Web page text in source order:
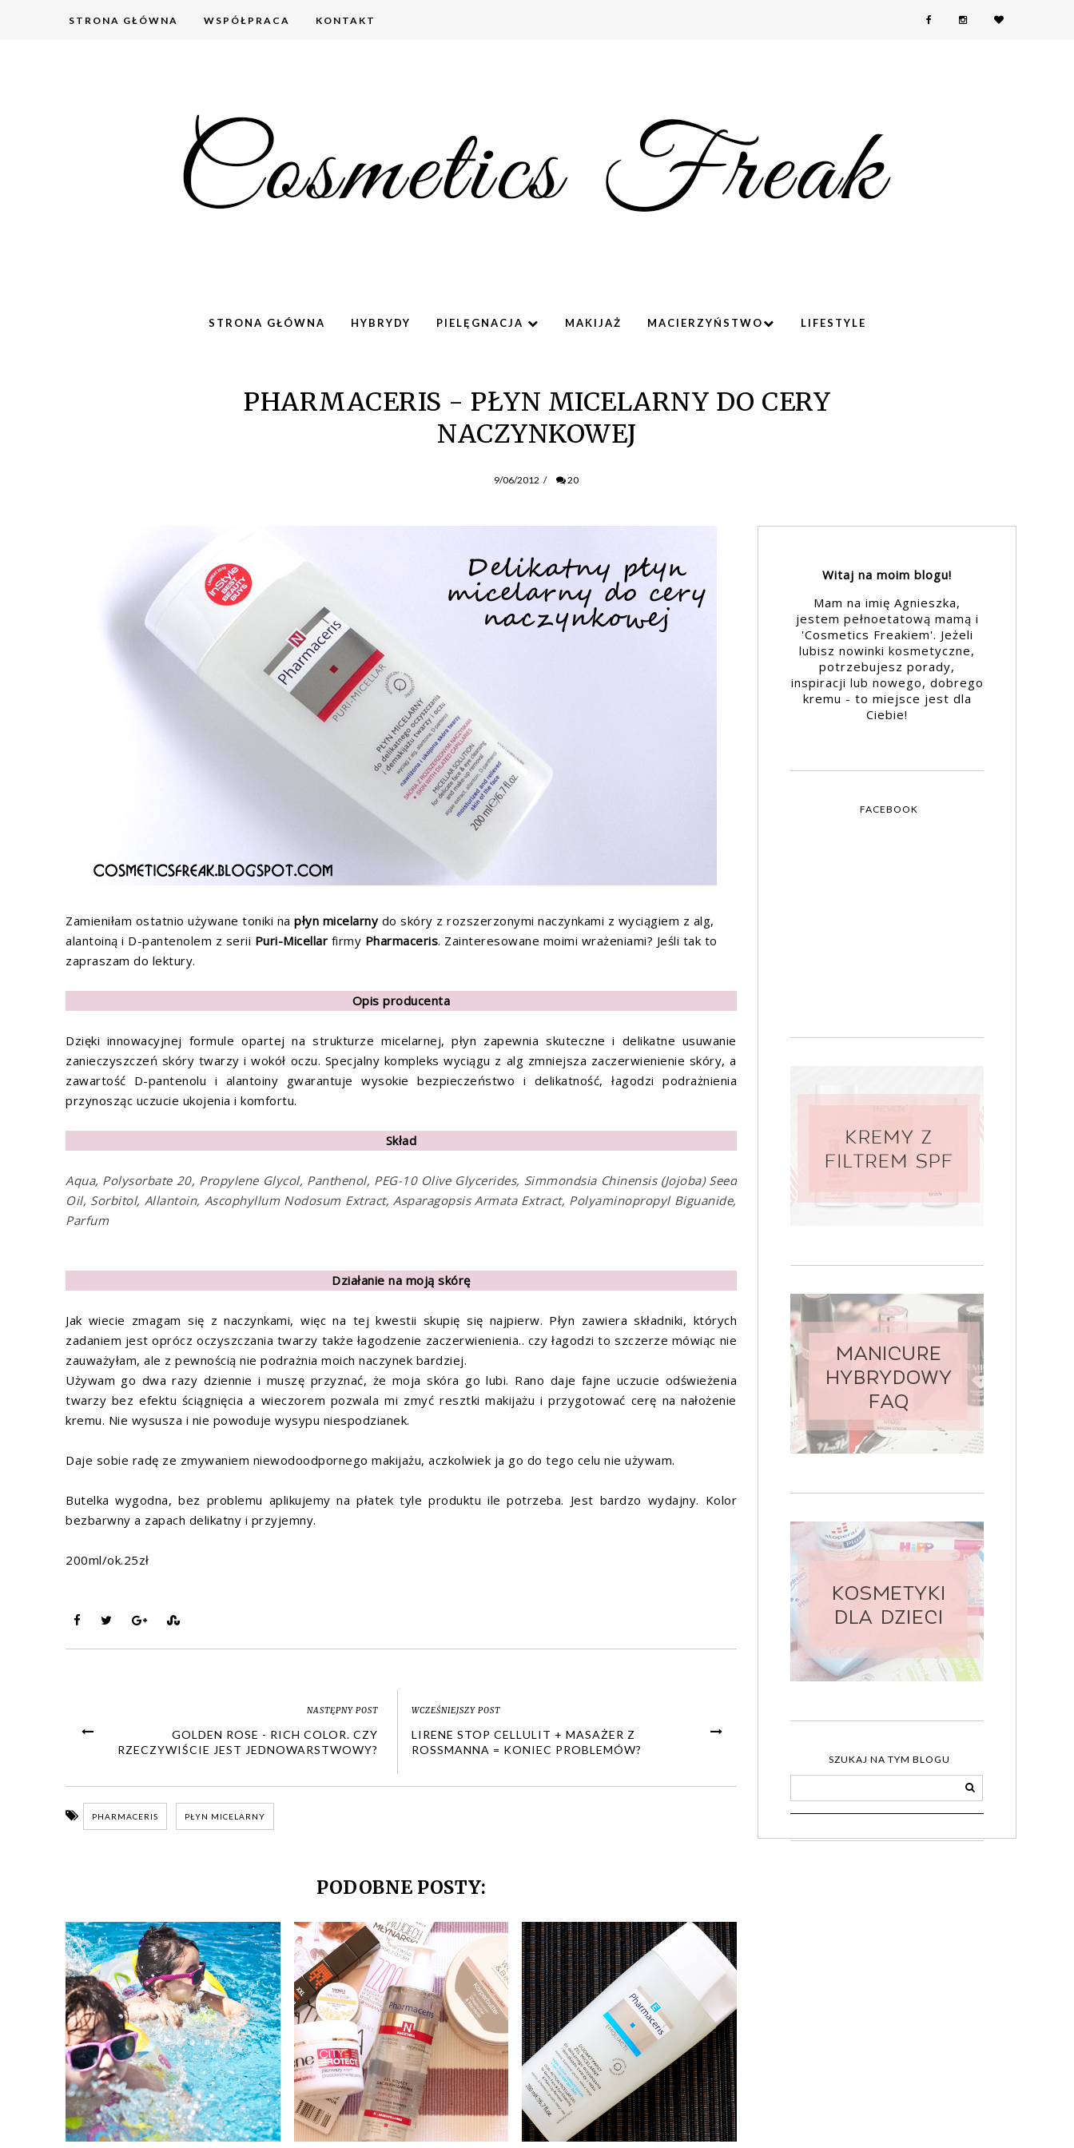
STRONA GŁÓWNA WSPÓŁPRACA KONTAKT
STRONA GŁÓWNA HYBRYDY PIELĘGNACJA MAKIJAŻ MACIERZYŃSTWO LIFESTYLE
PHARMACERIS - PŁYN MICELARNY DO CERY
NACZYNKOWEJ
9/06/2012 / 20
Zamieniłam ostatnio używane toniki na płyn micelarny do skóry z rozszerzonymi naczynkami z wyciągiem z alg,
alantoiną i D-pantenolem z serii Puri-Micellar firmy Pharmaceris. Zainteresowane moimi wrażeniami? Jeśli tak to
zapraszam do lektury.
Opis producenta
Dzięki innowacyjnej formule opartej na strukturze micelarnej, płyn zapewnia skuteczne i delikatne usuwanie
zanieczyszczeń skóry twarzy i wokół oczu. Specjalny kompleks wyciągu z alg zmniejsza zaczerwienienie skóry, a
zawartość D-pantenolu i alantoiny gwarantuje wysokie bezpieczeństwo i delikatność, łagodzi podrażnienia
przynosząc uczucie ukojenia i komfortu.
Skład
Aqua, Polysorbate 20, Propylene Glycol, Panthenol, PEG-10 Olive Glycerides, Simmondsia Chinensis (Jojoba) Seed
Oil, Sorbitol, Allantoin, Ascophyllum Nodosum Extract, Asparagopsis Armata Extract, Polyaminopropyl Biguanide,
Parfum
Działanie na moją skórę
Jak wiecie zmagam się z naczynkami, więc na tej kwestii skupię się najpierw. Płyn zawiera składniki, których
zadaniem jest oprócz oczyszczania twarzy także łagodzenie zaczerwienienia.. czy łagodzi to szczerze mówiąc nie
zauważyłam, ale z pewnością nie podrażnia moich naczynek bardziej.
Używam go dwa razy dziennie i muszę przyznać, że moja skóra go lubi. Rano daje fajne uczucie odświeżenia
twarzy bez efektu ściągnięcia a wieczorem pozwala mi zmyć resztki makijażu i przygotować cerę na nałożenie
kremu. Nie wysusza i nie powoduje wysypu niespodzianek.
Daje sobie radę ze zmywaniem niewodoodpornego makijażu, aczkolwiek ja go do tego celu nie używam.
Butelka wygodna, bez problemu aplikujemy na płatek tyle produktu ile potrzeba. Jest bardzo wydajny. Kolor
bezbarwny a zapach delikatny i przyjemny.
200ml/ok.25zł
NASTĘPNY POST
GOLDEN ROSE - RICH COLOR. CZY
RZECZYWIŚCIE JEST JEDNOWARSTWOWY?
WCZEŚNIEJSZY POST
LIRENE STOP CELLULIT + MASAŻER Z
ROSSMANNA = KONIEC PROBLEMÓW?
PHARMACERIS PŁYN MICELARNY
PODOBNE POSTY:
Witaj na moim blogu!
Mam na imię Agnieszka,
jestem pełnoetatową mamą i
'Cosmetics Freakiem'. Jeżeli
lubisz nowinki kosmetyczne,
potrzebujesz porady,
inspiracji lub nowego, dobrego
kremu - to miejsce jest dla
Ciebie!
FACEBOOK
SZUKAJ NA TYM BLOGU